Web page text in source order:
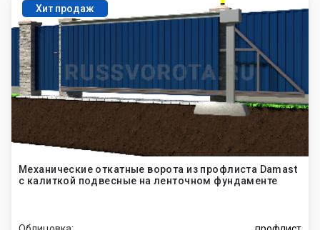
Хит продаж
Механические откатные ворота из профлиста Damast
с калиткой подвесные на ленточном фундаменте